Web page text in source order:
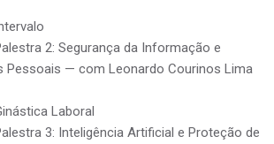
2: Segurança da Informação e
Pessoais — com Leonardo Courinos Lima
Laboral
3: Inteligência Artificial e Proteção de